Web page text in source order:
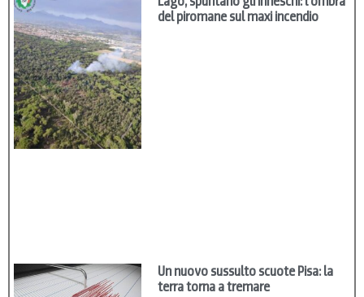
del piromane sul maxi incendio
Un nuovo sussulto scuote Pisa: la
terra torna a tremare